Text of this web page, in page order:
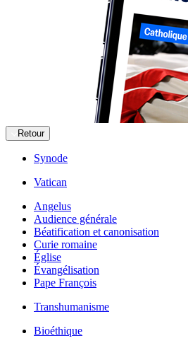
Retour
Synode
Vatican
Angelus
Audience générale
Béatification et canonisation
Curie romaine
Église
Évangélisation
Pape François
Transhumanisme
Bioéthique